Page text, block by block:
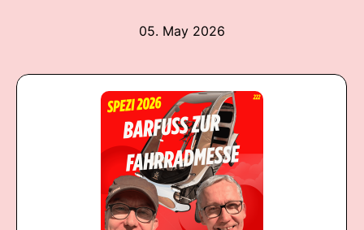
05. May 2026